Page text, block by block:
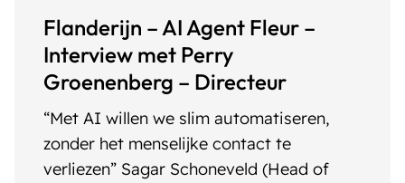
Flanderijn – AI Agent Fleur –
Interview met Perry
Groenenberg – Directeur
“Met AI willen we slim automatiseren,
zonder het menselijke contact te
verliezen” Sagar Schoneveld (Head of